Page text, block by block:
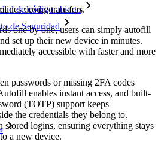
de código abierto
de Seguridad
device transfers.
one by one, users can simply autofill
set up their new device in minutes.
accessible with faster and more
passwords or missing 2FA codes
enables instant access, and built-
(TOTP) support keeps
the credentials they belong to.
logins, ensuring everything stays
a new device.